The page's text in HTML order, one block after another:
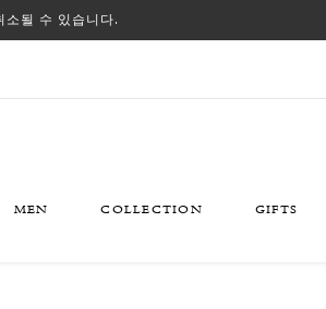
소될 수 있습니다.
MEN COLLECTION GIFTS